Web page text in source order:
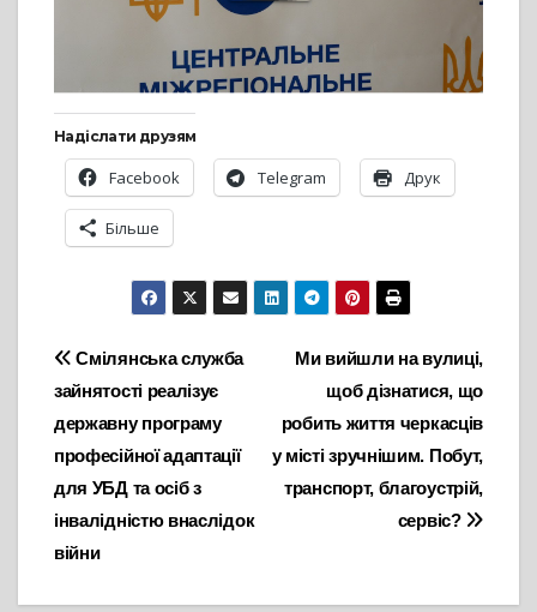
Надіслати друзям
Facebook Telegram Друк
Більше
Навігація
записів
Ми вийшли на вулиці,
щоб дізнатися, що
робить життя черкасців
у місті зручнішим. Побут,
транспорт, благоустрій,
сервіс?
Смілянська служба
зайнятості реалізує
державну програму
професійної адаптації
для УБД та осіб з
інвалідністю внаслідок
війни